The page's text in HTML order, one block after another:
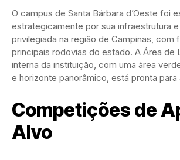
O campus de Santa Bárbara d’Oeste foi
estrategicamente por sua infraestrutura
privilegiada na região de Campinas, com
principais rodovias do estado. A Área de
interna da instituição, com uma área
e horizonte panorâmico, está pronta
Competições de
Alvo